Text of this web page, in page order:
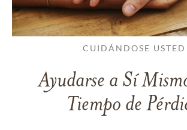
CUIDÁNDOSE USTED
Ayudarse a Sí
Tiempo de